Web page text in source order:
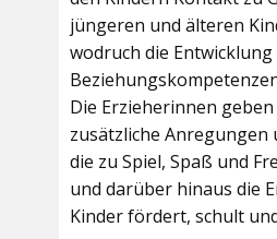
jüngeren und älteren
wodruch die
Die Erzieherinnen
zusätzliche Anregungen
die zu Spiel, Spaß und
und darüber hinaus die
Kinder fördert, schult